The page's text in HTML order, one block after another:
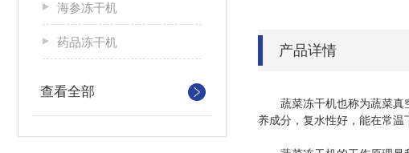
海参冻干机
药品冻干机
查看全部
产品详情
蔬菜冻干机也称为蔬菜真空
养成分，复水性好，能在常温